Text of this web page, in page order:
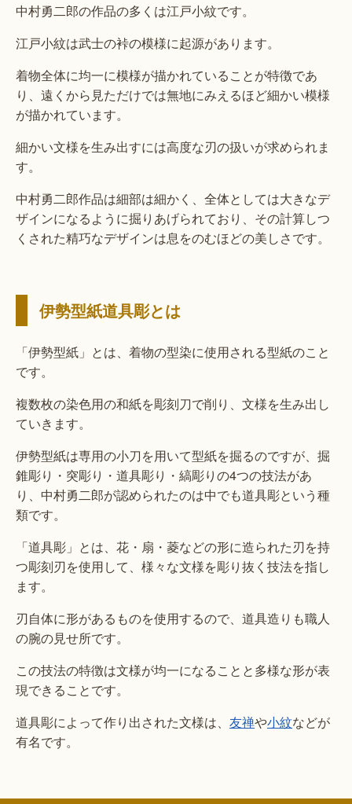
中村勇二郎の作品の多くは江戸小紋です。
江戸小紋は武士の裃の模様に起源があります。
着物全体に均一に模様が描かれていることが特徴であ
り、遠くから見ただけでは無地にみえるほど細かい模様
が描かれています。
細かい文様を生み出すには高度な刃の扱いが求められま
す。
中村勇二郎作品は細部は細かく、全体としては大きなデ
ザインになるように掘りあげられており、その計算しつ
くされた精巧なデザインは息をのむほどの美しさです。
伊勢型紙道具彫とは
「伊勢型紙」とは、着物の型染に使用される型紙のこと
です。
複数枚の染色用の和紙を彫刻刀で削り、文様を生み出し
ていきます。
伊勢型紙は専用の小刀を用いて型紙を掘るのですが、掘
錐彫り・突彫り・道具彫り・縞彫りの4つの技法があ
り、中村勇二郎が認められたのは中でも道具彫という種
類です。
「道具彫」とは、花・扇・菱などの形に造られた刃を持
つ彫刻刃を使用して、様々な文様を彫り抜く技法を指し
ます。
刃自体に形があるものを使用するので、道具造りも職人
の腕の見せ所です。
この技法の特徴は文様が均一になることと多様な形が表
現できることです。
道具彫によって作り出された文様は、 友禅や小紋などが
有名です。